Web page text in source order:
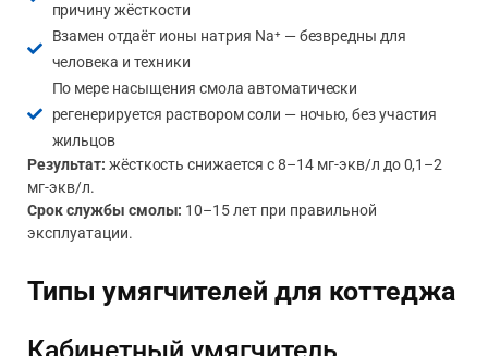
причину жёсткости
Взамен отдаёт ионы натрия Na⁺ — безвредны для
человека и техники
По мере насыщения смола автоматически
регенерируется раствором соли — ночью, без участия
жильцов
Результат: жёсткость снижается с 8–14 мг-экв/л до 0,1–2
мг-экв/л.
Срок службы смолы: 10–15 лет при правильной
эксплуатации.
Типы умягчителей для коттеджа